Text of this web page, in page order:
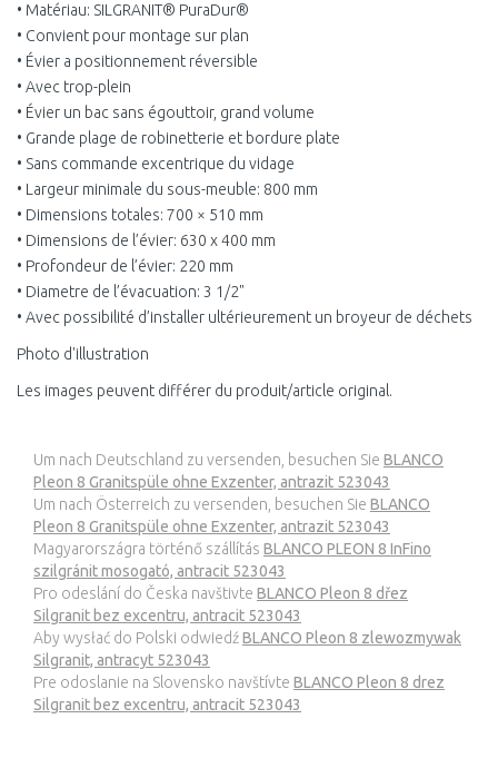
• Matériau: SILGRANIT® PuraDur®
• Convient pour montage sur plan
• Évier a positionnement réversible
• Avec trop-plein
• Évier un bac sans égouttoir, grand volume
• Grande plage de robinetterie et bordure plate
• Sans commande excentrique du vidage
• Largeur minimale du sous-meuble: 800 mm
• Dimensions totales: 700 × 510 mm
• Dimensions de l’évier: 630 x 400 mm
• Profondeur de l’évier: 220 mm
• Diametre de l’évacuation: 3 1/2"
• Avec possibilité d’installer ultérieurement un broyeur de déchets
Photo d'illustration
Les images peuvent différer du produit/article original.
Um nach Deutschland zu versenden, besuchen Sie BLANCO
Pleon 8 Granitspüle ohne Exzenter, antrazit 523043
Um nach Österreich zu versenden, besuchen Sie BLANCO
Pleon 8 Granitspüle ohne Exzenter, antrazit 523043
Magyarországra történő szállítás BLANCO PLEON 8 InFino
szilgránit mosogató, antracit 523043
Pro odeslání do Česka navštivte BLANCO Pleon 8 dřez
Silgranit bez excentru, antracit 523043
Aby wysłać do Polski odwiedźBLANCO Pleon 8 zlewozmywak
Silgranit, antracyt 523043
Pre odoslanie na Slovensko navštívte BLANCO Pleon 8 drez
Silgranit bez excentru, antracit 523043